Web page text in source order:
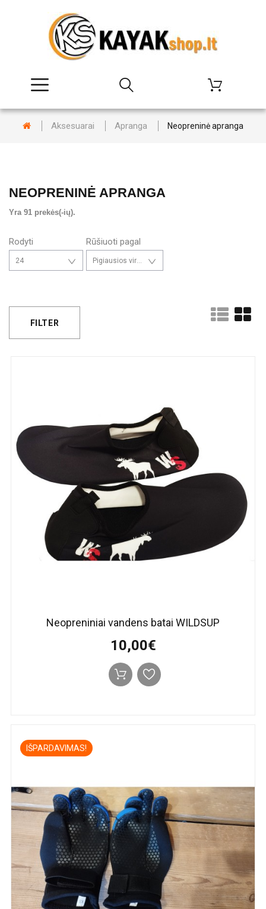
Aksesuarai Apranga Neopreninė apranga
NEOPRENINĖ APRANGA
Yra 91 prekės(-ių).
Rodyti
24
Rūšiuoti pagal
Pigiausios viršuje
Neopreniniai vandens batai WILDSUP
10,00€
IŠPARDAVIMAS!
FILTER